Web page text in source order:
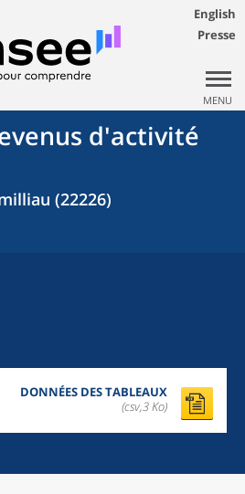
English
Presse
MENU
d'activité
(22226)
DONNÉES DES TABLEAUX
(csv,3 Ko)